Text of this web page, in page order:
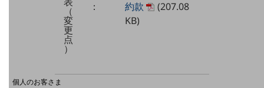
料金分析(ご利用料金管理サービス)
個人のお客さま
（
変
更
点
）
：
約款
(207.08
KB)